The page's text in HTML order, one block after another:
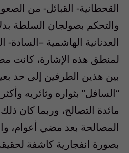
القحطانية- القبائل- من
والتحكم بصولجان السلطة
العدنانية الهاشمية –السادة-
بين هذين الطرفين إلى حد
“السافل” بثواره وثائريه
مائدة التصالح، وربما كان
المصالحة بعد مضي أعوام،